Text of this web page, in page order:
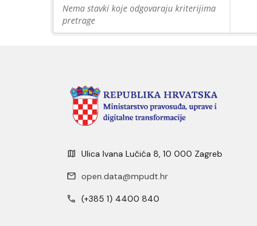
Nema stavki koje odgovaraju kriterijima
pretrage